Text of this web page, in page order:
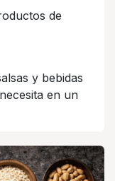
de
y bebidas
en un